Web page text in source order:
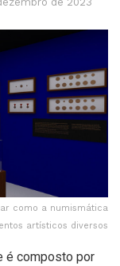
como a numismática
artísticos diversos
é composto por